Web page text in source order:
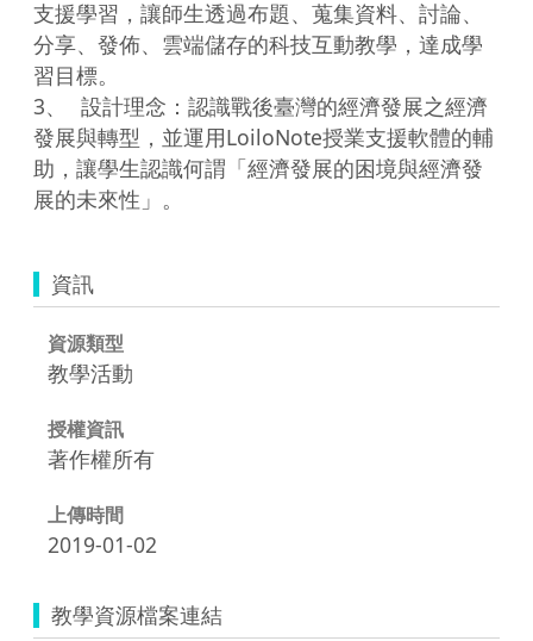
支援學習，讓師生透過布題、蒐集資料、討論、
分享、發佈、雲端儲存的科技互動教學，達成學
習目標。
3、	設計理念：認識戰後臺灣的經濟發展之經濟
發展與轉型，並運用LoiloNote授業支援軟體的輔
助，讓學生認識何謂「經濟發展的困境與經濟發
展的未來性」。
資訊
資源類型
教學活動
授權資訊
著作權所有
上傳時間
2019-01-02
教學資源檔案連結